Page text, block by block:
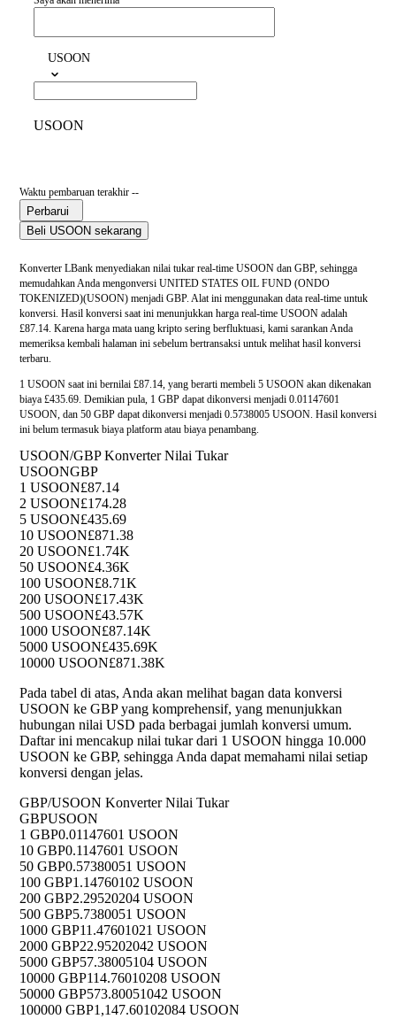
USOON
USOON
Waktu pembaruan terakhir --
Perbarui
Beli USOON sekarang
Konverter LBank menyediakan nilai tukar real-time USOON dan GBP, sehingga
memudahkan Anda mengonversi UNITED STATES OIL FUND (ONDO
TOKENIZED)(USOON) menjadi GBP. Alat ini menggunakan data real-time untuk
konversi. Hasil konversi saat ini menunjukkan harga real-time USOON adalah
£87.14. Karena harga mata uang kripto sering berfluktuasi, kami sarankan Anda
memeriksa kembali halaman ini sebelum bertransaksi untuk melihat hasil konversi
terbaru.
1 USOON saat ini bernilai £87.14, yang berarti membeli 5 USOON akan dikenakan
biaya £435.69. Demikian pula, 1 GBP dapat dikonversi menjadi 0.01147601
USOON, dan 50 GBP dapat dikonversi menjadi 0.5738005 USOON. Hasil konversi
ini belum termasuk biaya platform atau biaya penambang.
USOON/GBP Konverter Nilai Tukar
USOONGBP
1 USOON£87.14
2 USOON£174.28
5 USOON£435.69
10 USOON£871.38
20 USOON£1.74K
50 USOON£4.36K
100 USOON£8.71K
200 USOON£17.43K
500 USOON£43.57K
1000 USOON£87.14K
5000 USOON£435.69K
10000 USOON£871.38K
Pada tabel di atas, Anda akan melihat bagan data konversi
USOON ke GBP yang komprehensif, yang menunjukkan
hubungan nilai USD pada berbagai jumlah konversi umum.
Daftar ini mencakup nilai tukar dari 1 USOON hingga 10.000
USOON ke GBP, sehingga Anda dapat memahami nilai setiap
konversi dengan jelas.
GBP/USOON Konverter Nilai Tukar
GBPUSOON
1 GBP0.01147601 USOON
10 GBP0.1147601 USOON
50 GBP0.57380051 USOON
100 GBP1.14760102 USOON
200 GBP2.29520204 USOON
500 GBP5.7380051 USOON
1000 GBP11.47601021 USOON
2000 GBP22.95202042 USOON
5000 GBP57.38005104 USOON
10000 GBP114.76010208 USOON
50000 GBP573.80051042 USOON
100000 GBP1,147.60102084 USOON